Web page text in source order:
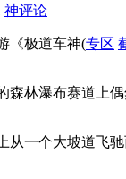
神评论
《极道车神(专区
森林瀑布赛道上
从一个大坡道飞